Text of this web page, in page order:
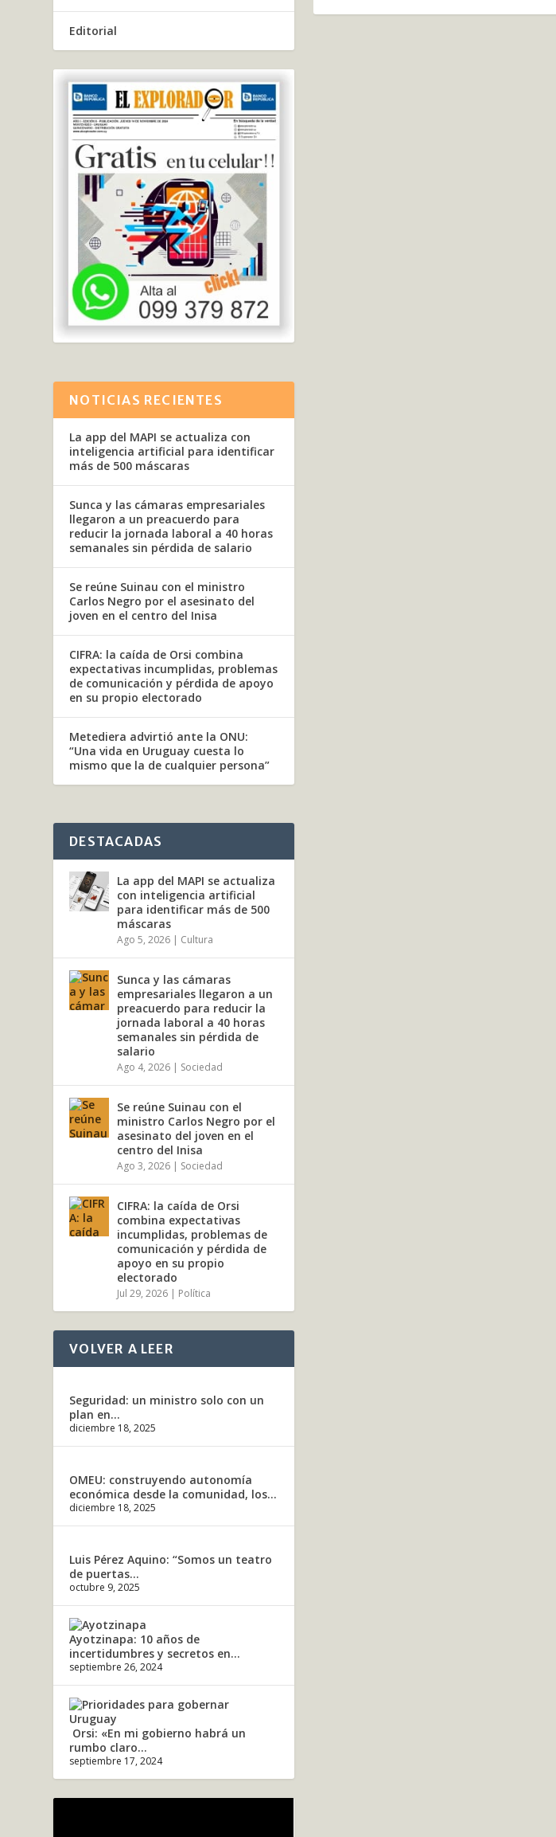
Editorial
NOTICIAS RECIENTES
La app del MAPI se actualiza con
inteligencia artificial para identificar
más de 500 máscaras
Sunca y las cámaras empresariales
llegaron a un preacuerdo para
reducir la jornada laboral a 40 horas
semanales sin pérdida de salario
Se reúne Suinau con el ministro
Carlos Negro por el asesinato del
joven en el centro del Inisa
CIFRA: la caída de Orsi combina
expectativas incumplidas, problemas
de comunicación y pérdida de apoyo
en su propio electorado
Metediera advirtió ante la ONU:
“Una vida en Uruguay cuesta lo
mismo que la de cualquier persona”
DESTACADAS
La app del MAPI se actualiza
con inteligencia artificial
para identificar más de 500
máscaras
Ago 5, 2026 | Cultura
Sunca y las cámaras
empresariales llegaron a un
preacuerdo para reducir la
jornada laboral a 40 horas
semanales sin pérdida de
salario
Ago 4, 2026 | Sociedad
Se reúne Suinau con el
ministro Carlos Negro por el
asesinato del joven en el
centro del Inisa
Ago 3, 2026 | Sociedad
CIFRA: la caída de Orsi
combina expectativas
incumplidas, problemas de
comunicación y pérdida de
apoyo en su propio
electorado
Jul 29, 2026 | Política
VOLVER A LEER
Seguridad: un ministro solo con un
plan en...
diciembre 18, 2025
OMEU: construyendo autonomía
económica desde la comunidad, los...
diciembre 18, 2025
Luis Pérez Aquino: “Somos un teatro
de puertas...
octubre 9, 2025
Ayotzinapa: 10 años de
incertidumbres y secretos en...
septiembre 26, 2024
Orsi: «En mi gobierno habrá un
rumbo claro...
septiembre 17, 2024